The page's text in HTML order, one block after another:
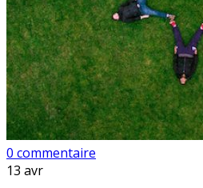
0 commentaire
13 avr